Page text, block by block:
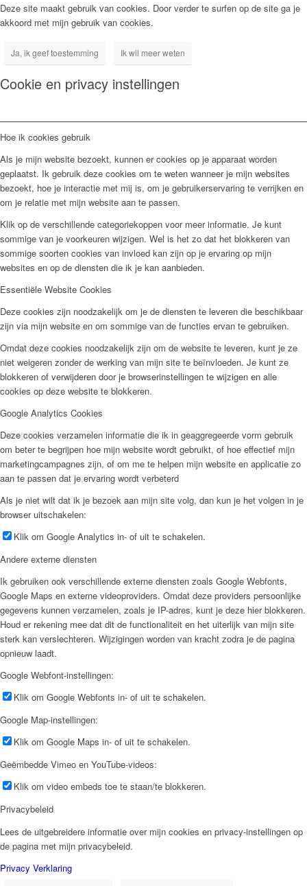
Deze site maakt gebruik van cookies. Door verder te surfen op de site ga je
akkoord met mijn gebruik van cookies.
Ja, ik geef toestemming Ik wil meer weten
Cookie en privacy instellingen
Hoe ik cookies gebruik
Als je mijn website bezoekt, kunnen er cookies op je apparaat worden
geplaatst. Ik gebruik deze cookies om te weten wanneer je mijn websites
bezoekt, hoe je interactie met mij is, om je gebruikerservaring te verrijken en
om je relatie met mijn website aan te passen.
Klik op de verschillende categoriekoppen voor meer informatie. Je kunt
sommige van je voorkeuren wijzigen. Wel is het zo dat het blokkeren van
sommige soorten cookies van invloed kan zijn op je ervaring op mijn
websites en op de diensten die ik je kan aanbieden.
Essentiële Website Cookies
Deze cookies zijn noodzakelijk om je de diensten te leveren die beschikbaar
zijn via mijn website en om sommige van de functies ervan te gebruiken.
Omdat deze cookies noodzakelijk zijn om de website te leveren, kunt je ze
niet weigeren zonder de werking van mijn site te beïnvloeden. Je kunt ze
blokkeren of verwijderen door je browserinstellingen te wijzigen en alle
cookies op deze website te blokkeren.
Google Analytics Cookies
Deze cookies verzamelen informatie die ik in geaggregeerde vorm gebruik
om beter te begrijpen hoe mijn website wordt gebruikt, of hoe effectief mijn
marketingcampagnes zijn, of om me te helpen mijn website en applicatie zo
aan te passen dat je ervaring wordt verbeterd
Als je niet wilt dat ik je bezoek aan mijn site volg, dan kun je het volgen in je
browser uitschakelen:
Klik om Google Analytics in- of uit te schakelen.
Andere externe diensten
Ik gebruiken ook verschillende externe diensten zoals Google Webfonts,
Google Maps en externe videoproviders. Omdat deze providers persoonlijke
gegevens kunnen verzamelen, zoals je IP-adres, kunt je deze hier blokkeren.
Houd er rekening mee dat dit de functionaliteit en het uiterlijk van mijn site
sterk kan verslechteren. Wijzigingen worden van kracht zodra je de pagina
opnieuw laadt.
Google Webfont-instellingen:
Klik om Google Webfonts in- of uit te schakelen.
Google Map-instellingen:
Klik om Google Maps in- of uit te schakelen.
Geëmbedde Vimeo en YouTube-videos:
Klik om video embeds toe te staan/te blokkeren.
Privacybeleid
Lees de uitgebreidere informatie over mijn cookies en privacy-instellingen op
de pagina met mijn privacybeleid.
Privacy Verklaring